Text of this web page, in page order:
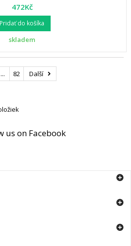
472Kč
Pridať do košíka
skladem
... 82 Další
us on Facebook